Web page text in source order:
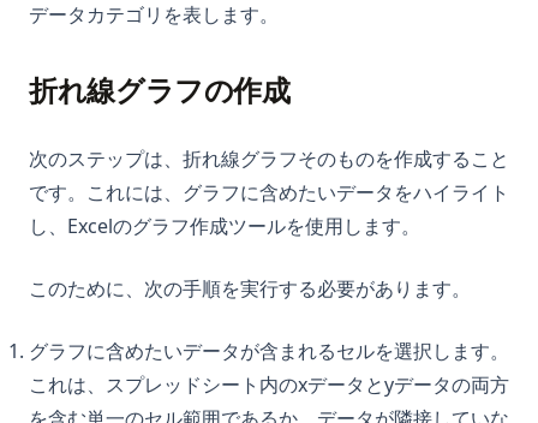
データカテゴリを表します。
折れ線グラフの作成
次のステップは、折れ線グラフそのものを作成すること
です。これには、グラフに含めたいデータをハイライト
し、Excelのグラフ作成ツールを使用します。
このために、次の手順を実行する必要があります。
グラフに含めたいデータが含まれるセルを選択します。
これは、スプレッドシート内のxデータとyデータの両方